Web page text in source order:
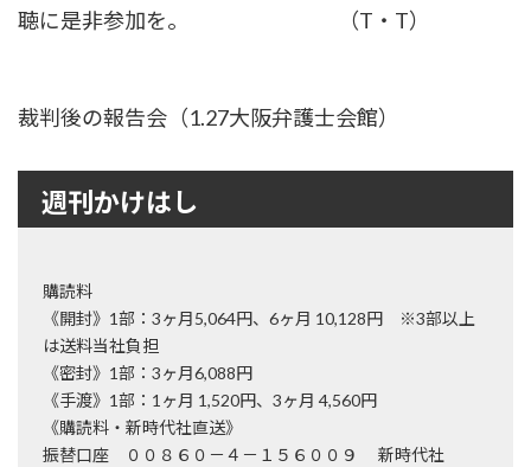
聴に是非参加を。 （T・T）
裁判後の報告会（1.27大阪弁護士会館）
週刊かけはし
購読料
《開封》1部：3ヶ月5,064円、6ヶ月 10,128円 ※3部以上
は送料当社負担
《密封》1部：3ヶ月6,088円
《手渡》1部：1ヶ月 1,520円、3ヶ月 4,560円
《購読料・新時代社直送》
振替口座 ００８６０－４－１５６００９ 新時代社